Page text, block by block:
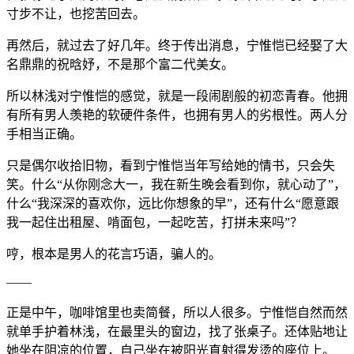
寸步不让，也挖苦回去。
再然后，就过去了好几年。终于传出消息，宁惟恺已经娶了大
名鼎鼎的祝晗妤，不是那个富二代美女。
所以林浅对宁惟恺的感觉，就是一段闹剧般的初恋青春。他拥
有所有男人羡艳的软硬件条件，也拥有男人的劣根性。两人分
手相当正确。
只是偶尔收拾旧物，看到宁惟恺当年写给她的情书，只会失
笑。什么“从你刚念大一，我在新生晚会看到你，就心动了”，
什么“我深深的喜欢你，远比你想象的早”，还有什么“愿意跟
我一起住出租屋、啃面包，一起吃苦，打拼未来吗”？
哼，根本是男人的花言巧语，骗人的。
——
正是中午，咖啡馆里也卖简餐，所以人很多。宁惟恺自然而然
就单手护着林浅，在最里头的窗边，找了张桌子。还体贴地让
她坐在阴凉的位置，自己坐在被阳光直射得发烫的座位上。